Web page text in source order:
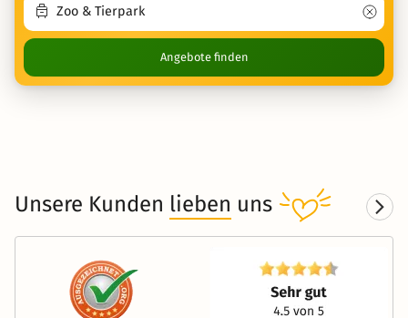
Angebote finden
Unsere Kunden lieben uns